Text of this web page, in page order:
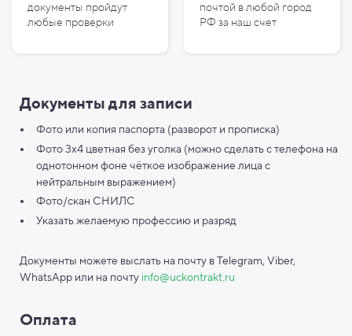
документы пройдут
любые проверки
почтой в любой город
РФ за наш счет
Документы для записи
Фото или копия паспорта (разворот и прописка)
Фото 3х4 цветная без уголка (можно сделать с телефона на
однотонном фоне чёткое изображение лица с
нейтральным выражением)
Фото/скан СНИЛС
Указать желаемую профессию и разряд
Документы можете выслать на почту в Telegram, Viber,
WhatsApp или на почту info@uckontrakt.ru
Оплата